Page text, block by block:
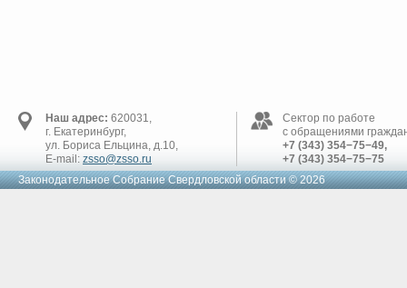
Наш адрес: 620031,
г. Екатеринбург,
ул. Бориса Ельцина, д.10,
E-mail: zsso@zsso.ru
Сектор по работе
с обращениями
+7 (343) 354−75−49,
+7 (343) 354−75−75
Законодательное Cобрание Свердловской области © 2026